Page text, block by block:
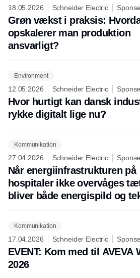
18.05.2026 Schneider Electric
Grøn vækst i praksis:
opskalerer man produktion
ansvarligt?
Environment
12.05.2026 Schneider Electric
Hvor hurtigt kan dansk
rykke digitalt lige nu?
Kommunikation
27.04.2026 Schneider Electric
Når energiinfrastrukturen på
hospitaler ikke overvåges
bliver både energispild og
Kommunikation
17.04.2026 Schneider Electric
EVENT: Kom med til AVEVA
2026